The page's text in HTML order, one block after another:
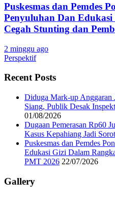
Puskesmas dan Pemdes
Penyuluhan Dan
Cegah Stunting dan
2 minggu ago
Perspektif
Recent Posts
Diduga Mark-up Anggaran
Siang, Publik Desak
01/08/2026
Dugaan Pemerasan Rp60
Kasus Kepahiang Jadi
Puskesmas dan Pemdes
Edukasi Gizi Dalam
PMT 2026 22/07/2026
Gallery